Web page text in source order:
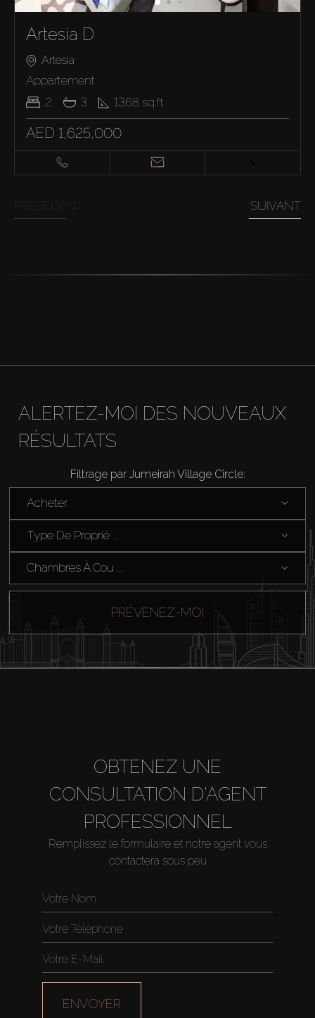
Artesia D
Artesia
Appartement
2
3 1368 sq.ft
AED 1,625,000
SUIVANT
ALERTEZ-MOI DES NOUVEAUX
RÉSULTATS
Filtrage par Jumeirah Village Circle:
Acheter
Type De Proprié ...
Chambres À Cou ...
PRÉVENEZ-MOI
OBTENEZ UNE
CONSULTATION D'AGENT
PROFESSIONNEL
Remplissez le formulaire et notre agent vous
contactera sous peu
ENVOYER